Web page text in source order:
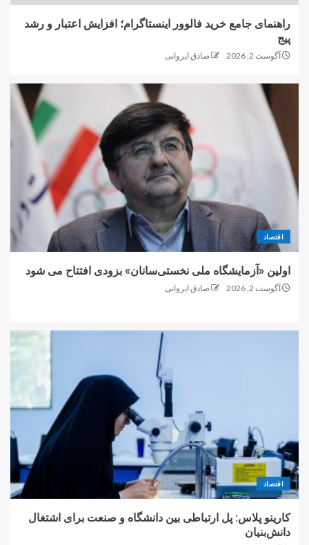
راهنمای جامع خرید فالوور اینستاگرام؛ افزایش اعتبار و رشد
پیج
آگوست 2, 2026 صادق ایروانی
اقتصاد
اولین «آزمایشگاه ملی نخستی‌سانان» بزودی افتتاح می شود
آگوست 2, 2026 صادق ایروانی
اقتصاد
کارینو پلاس: پل ارتباطی بین دانشگاه و صنعت برای اشتغال
دانش‌بنیان